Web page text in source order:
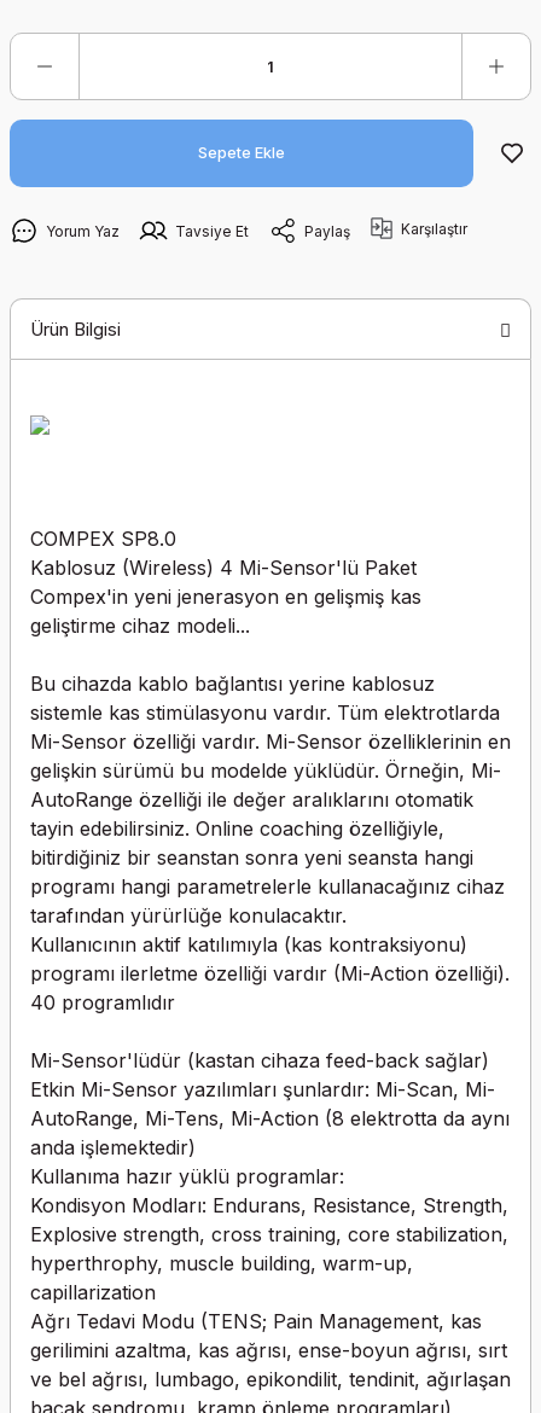
Sepete Ekle
Yorum Yaz Tavsiye Et Paylaş Karşılaştır
Ürün Bilgisi
COMPEX SP8.0
Kablosuz (Wireless) 4 Mi-Sensor'lü Paket
Compex'in yeni jenerasyon en gelişmiş kas
geliştirme cihaz modeli...
Bu cihazda kablo bağlantısı yerine kablosuz
sistemle kas stimülasyonu vardır. Tüm elektrotlarda
Mi-Sensor özelliği vardır. Mi-Sensor özelliklerinin en
gelişkin sürümü bu modelde yüklüdür. Örneğin, Mi-
AutoRange özelliği ile değer aralıklarını otomatik
tayin edebilirsiniz. Online coaching özelliğiyle,
bitirdiğiniz bir seanstan sonra yeni seansta hangi
programı hangi parametrelerle kullanacağınız cihaz
tarafından yürürlüğe konulacaktır.
Kullanıcının aktif katılımıyla (kas kontraksiyonu)
programı ilerletme özelliği vardır (Mi-Action özelliği).
40 programlıdır
Mi-Sensor'lüdür (kastan cihaza feed-back sağlar)
Etkin Mi-Sensor yazılımları şunlardır: Mi-Scan, Mi-
AutoRange, Mi-Tens, Mi-Action (8 elektrotta da aynı
anda işlemektedir)
Kullanıma hazır yüklü programlar:
Kondisyon Modları: Endurans, Resistance, Strength,
Explosive strength, cross training, core stabilization,
hyperthrophy, muscle building, warm-up,
capillarization
Ağrı Tedavi Modu (TENS; Pain Management, kas
gerilimini azaltma, kas ağrısı, ense-boyun ağrısı, sırt
ve bel ağrısı, lumbago, epikondilit, tendinit, ağırlaşan
bacak sendromu, kramp önleme programları)